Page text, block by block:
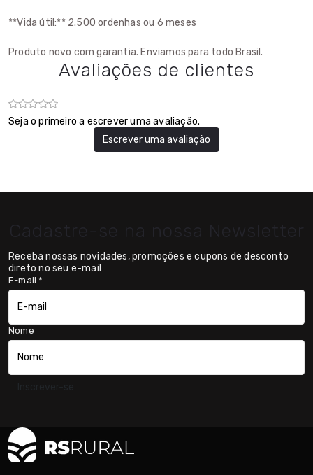
**Vida útil:** 2.500 ordenhas ou 6 meses
Produto novo com garantia. Enviamos para todo Brasil.
Avaliações de clientes
Seja o primeiro a escrever uma avaliação.
Escrever uma avaliação
Cadastre-se na nossa Newsletter
Receba nossas novidades, promoções e cupons de desconto
direto no seu e-mail
E-mail*
Nome